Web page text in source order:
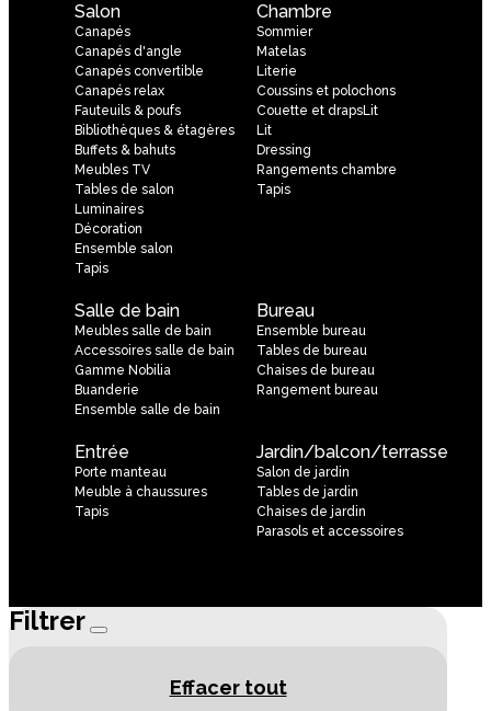
Salon
Canapés
Canapés d'angle
Canapés convertible
Canapés relax
Fauteuils & poufs
Bibliothèques & étagères
Buffets & bahuts
Meubles TV
Tables de salon
Luminaires
Décoration
Ensemble salon
Tapis
Chambre
Sommier
Matelas
Literie
Coussins et polochons
Couette et drapsLit
Lit
Dressing
Rangements chambre
Tapis
Salle de bain
Meubles salle de bain
Accessoires salle de bain
Gamme Nobilia
Buanderie
Ensemble salle de bain
Bureau
Ensemble bureau
Tables de bureau
Chaises de bureau
Rangement bureau
Entrée
Porte manteau
Meuble à chaussures
Tapis
Jardin/balcon/terrasse
Salon de jardin
Tables de jardin
Chaises de jardin
Parasols et accessoires
Filtrer
Effacer tout